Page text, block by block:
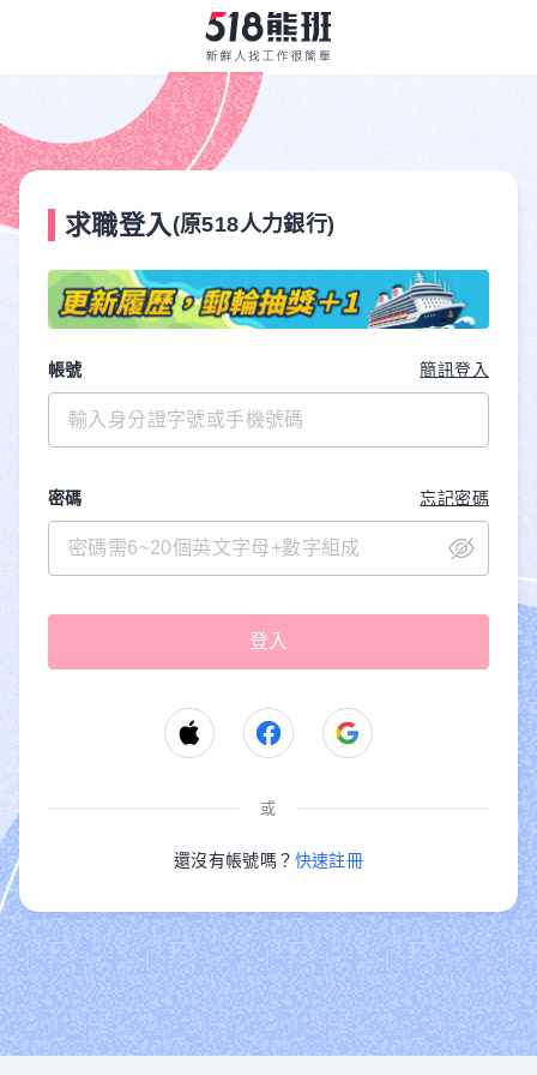
求職登入 (原518人力銀行)
帳號 簡訊登入
密碼 忘記密碼
或
還沒有帳號嗎？ 快速註冊